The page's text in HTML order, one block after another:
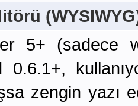
5+ (sadece
0.6.1+,
zengin yazı